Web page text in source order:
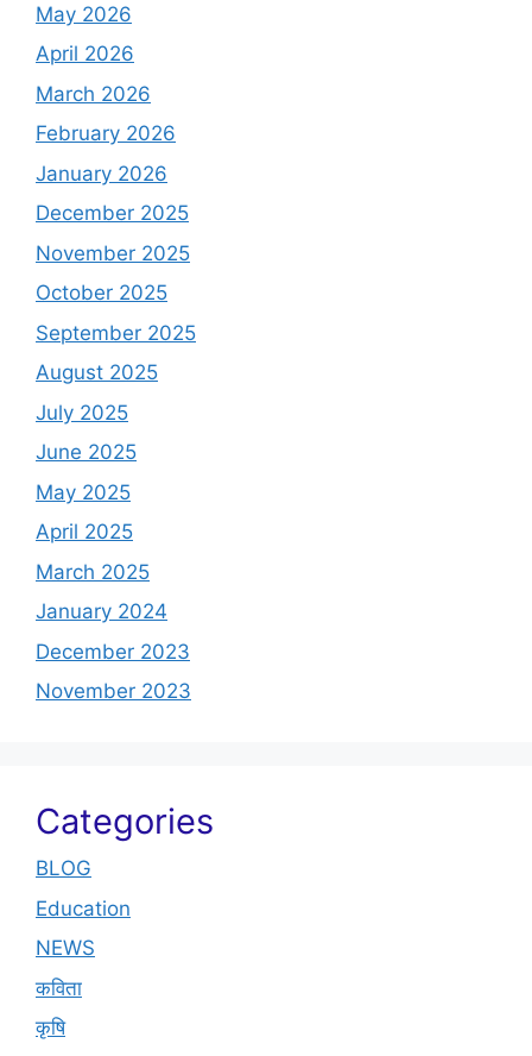
May 2026
April 2026
March 2026
February 2026
January 2026
December 2025
November 2025
October 2025
September 2025
August 2025
July 2025
June 2025
May 2025
April 2025
March 2025
January 2024
December 2023
November 2023
Categories
BLOG
Education
NEWS
कविता
कृषि